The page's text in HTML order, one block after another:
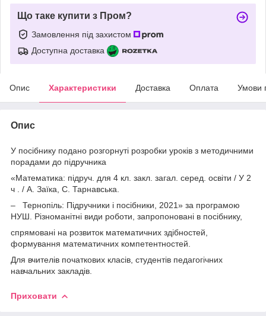
Що таке купити з Пром?
Замовлення під захистом
Доступна доставка
Опис Характеристики Доставка Оплата Умови
Опис
У посібнику подано розгорнуті розробки уроків з методичними
порадами до підручника
«Математика: підруч. для 4 кл. закл. загал. серед. освіти / У 2
ч . / А. Заїка, С. Тарнавська.
– Тернопіль: Підручники і посiбники, 2021» за програмою
НУШ. Різноманітні види роботи, запропоновані в посібнику,
спрямовані на розвиток математичних здібностей,
формування математичних компетентностей.
Для вчителів початкових класів, студентів педагогічних
навчальних закладів.
Приховати